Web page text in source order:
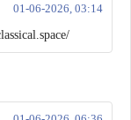
01-06-2026, 03:14